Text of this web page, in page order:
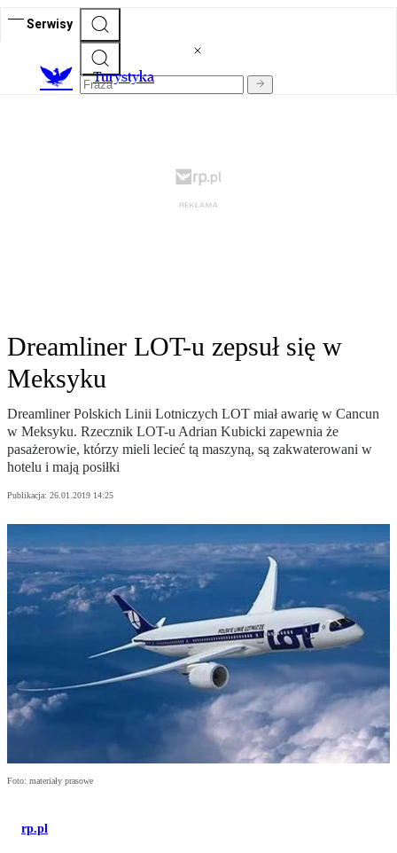
Serwisy
Turystyka
Dreamliner LOT-u zepsuł się w
Meksyku
Dreamliner Polskich Linii Lotniczych LOT miał awarię w Cancun
w Meksyku. Rzecznik LOT-u Adrian Kubicki zapewnia że
pasażerowie, którzy mieli lecieć tą maszyną, są zakwaterowani w
hotelu i mają posiłki
Publikacja: 26.01.2019 14:25
Foto: materiały prasowe
rp.pl